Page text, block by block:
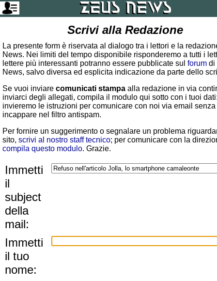
Scrivi alla Redazione
La presente form è riservata al dialogo tra i lettori e la
News. Nei limiti del tempo disponibile risponderemo a tutti i
lettere più interessanti potranno essere pubblicate sul forum di
News, salvo diversa ed esplicita indicazione da parte dello
Se vuoi inviare comunicati stampa alla redazione in via
inviarci degli allegati, compila il modulo qui sotto con i tuoi
invieremo le istruzioni per comunicare con noi via email senza
incappare nel filtro antispam.
Per fornire un suggerimento o segnalare un problema
sito, scrivi al nostro staff tecnico; per comunicare con la
compila questo modulo. Grazie.
Immetti
il
subject
della
mail:
Immetti
il tuo
nome: